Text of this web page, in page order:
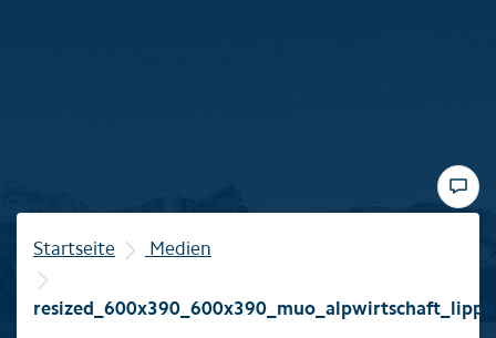
Winter
Familie
Startseite Medien